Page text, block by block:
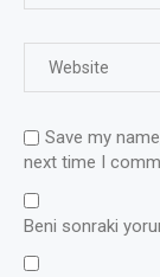
Save my
next time I
Beni sonraki